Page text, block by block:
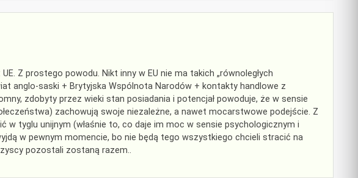
Z prostego powodu. Nikt inny w EU nie ma takich „równoległych
anglo-saski + Brytyjska Wspólnota Narodów + kontakty handlowe z
zdobyty przez wieki stan posiadania i potencjał powoduje, że w sensie
zachowują swoje niezależne, a nawet mocarstwowe podejście. Z
w tyglu unijnym (właśnie to, co daje im moc w sensie psychologicznym i
w pewnym momencie, bo nie będą tego wszystkiego chcieli stracić na
pozostali zostaną razem..